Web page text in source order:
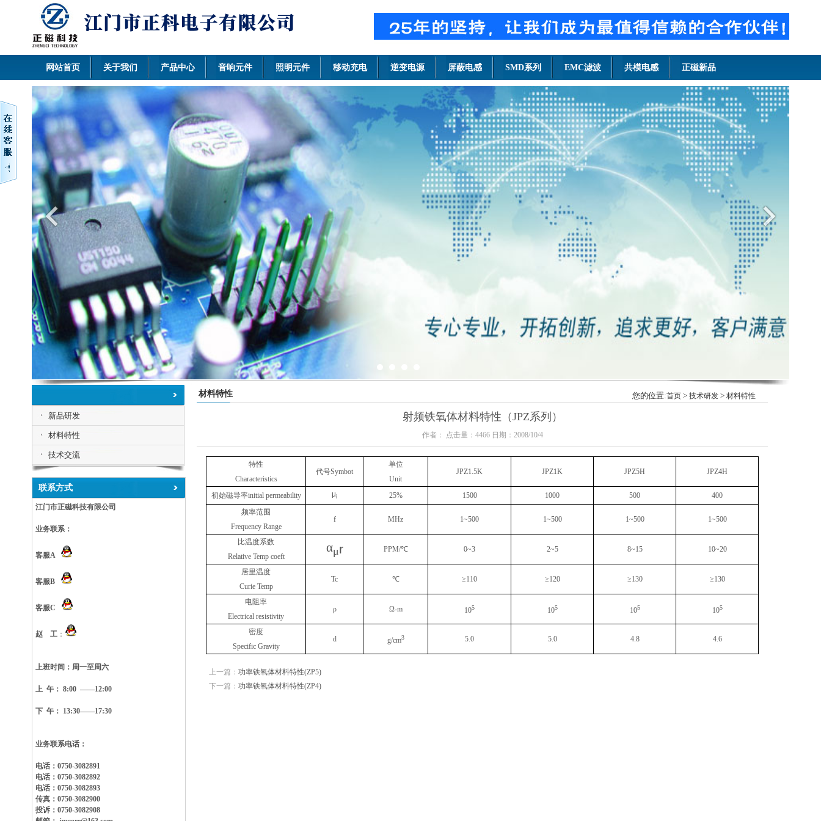
网站首页 关于我们 产品中心 音响元件 照明元件 移动充电 逆变电源 屏蔽电感 SMD系列 EMC滤波 共模电感 正磁新品
新品研发
材料特性
技术交流
联系方式
江门市正磁科技有限公司
业务联系：
客服A
客服B
客服C
赵 工 ：
上班时间： 周一至周六
上 午： 8:00 ——12:00
下 午： 13:30——17:30
业务联系电话：
电话：0750-3082891
电话：0750-3082892
电话：0750-3082893
传真：0750-3082900
投诉：0750-3082908
材料特性 您的位置:首页 > 技术研发 > 材料特性
射频铁氧体材料特性（JPZ系列）
作者： 点击量： 4466 日期：2008/10/4
特性
Characteristics
代号Symbot
单位
Unit
JPZ1.5K JPZ1K JPZ5H JPZ4H
初始磁导率initial permeability μi 25% 1500 1000 500
400
频率范围
Frequency Range
f MHz 1~500 1~500 1~500 1~500
比温度系数
Relative Temp coeft
αμr PPM/℃ 0~3 2~5 8~15 10~20
居里温度
Curie Temp
Tc ℃ ≥110 ≥120 ≥130 ≥130
电阻率
Electrical resistivity
ρ Ω-m 105 105 105 105
密度
Specific Gravity
d g/cm3 5.0 5.0 4.8 4.6
上一篇： 功率铁氧体材料特性(ZP5)
下一篇： 功率铁氧体材料特性(ZP4)